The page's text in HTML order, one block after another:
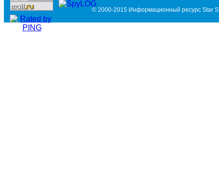
© 2000-2015 Информационный ресурс Star